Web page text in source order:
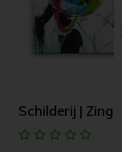
Schilderij |